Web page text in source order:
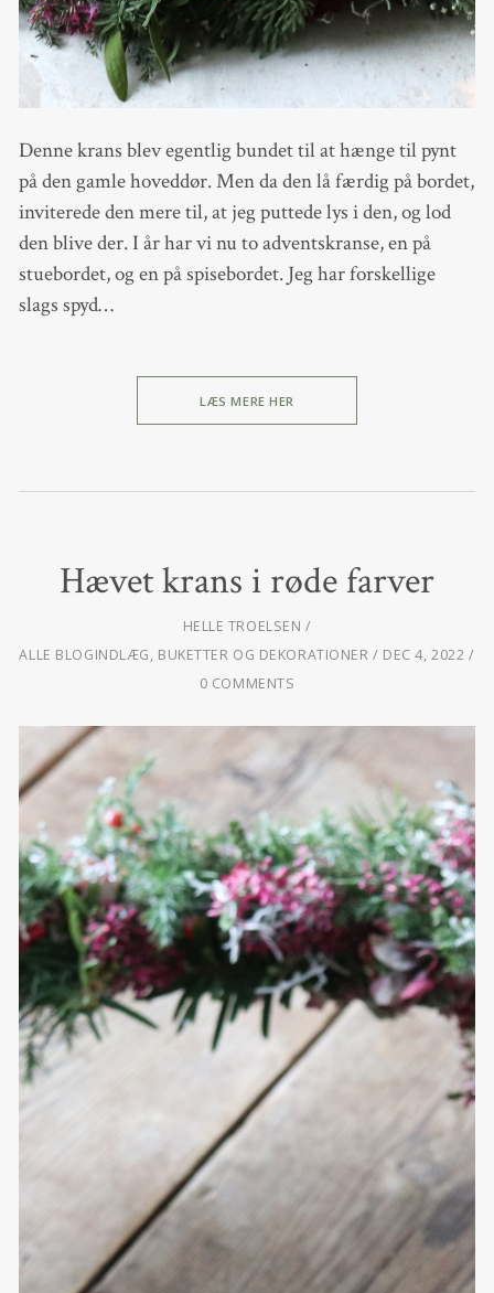
Denne krans blev egentlig bundet til at hænge til pynt
på den gamle hoveddør. Men da den lå færdig på bordet,
inviterede den mere til, at jeg puttede lys i den, og lod
den blive der. I år har vi nu to adventskranse, en på
stuebordet, og en på spisebordet. Jeg har forskellige
slags spyd…
LÆS MERE HER
Hævet krans i røde farver
HELLE TROELSEN
ALLE BLOGINDLÆG, BUKETTER OG DEKORATIONER
DEC 4, 2022
0 COMMENTS